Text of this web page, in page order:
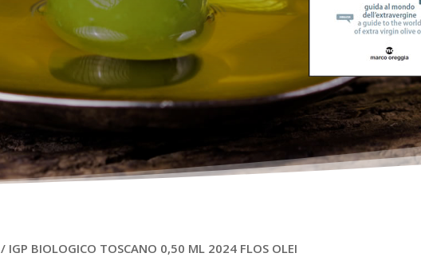
/ IGP BIOLOGICO TOSCANO 0,50 ML 2024 FLOS OLEI